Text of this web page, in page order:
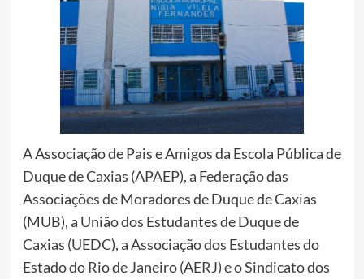
A Associação de Pais e Amigos da Escola Pública de
Duque de Caxias (APAEP), a Federação das
Associações de Moradores de Duque de Caxias
(MUB), a União dos Estudantes de Duque de
Caxias (UEDC), a Associação dos Estudantes do
Estado do Rio de Janeiro (AERJ) e o Sindicato dos